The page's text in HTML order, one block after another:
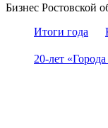
Бизнес Ростовской
Итоги года
20-лет